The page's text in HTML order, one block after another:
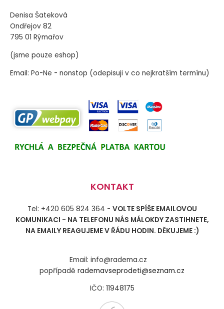
Denisa Šateková
Ondřejov 82
795 01 Rýmařov
(jsme pouze eshop)
Email: Po-Ne - nonstop (odepisuji v co nejkratším termínu)
KONTAKT
Tel: +420 605 824 364 - VOLTE SPÍŠE EMAILOVOU
KOMUNIKACI - NA TELEFONU NÁS MÁLOKDY ZASTIHNETE,
NA EMAILY REAGUJEME V ŘÁDU HODIN. DĚKUJEME :)
Email: info@radema.cz
popřípadě rademavseprodeti@seznam.cz
IČO: 11948175